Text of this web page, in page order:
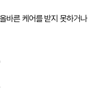
바른 케어를 받지 못하거나